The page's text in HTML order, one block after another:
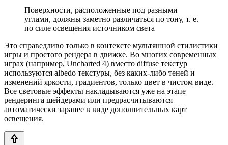
Поверхности, расположенные под разными
углами, должны заметно различаться по тону, т. е.
по силе освещения источником света
Это справедливо только в контексте мультяшной стилистики
игры и простого рендера в движке. Во многих современных
играх (например, Uncharted 4) вместо diffuse текстур
используются albedo текстуры, без каких-либо теней и
изменений яркости, градиентов, только цвет в чистом виде.
Все световые эффекты накладываются уже на этапе
рендеринга шейдерами или предрасчитываются
автоматически заранее в виде дополнительных карт
освещения.